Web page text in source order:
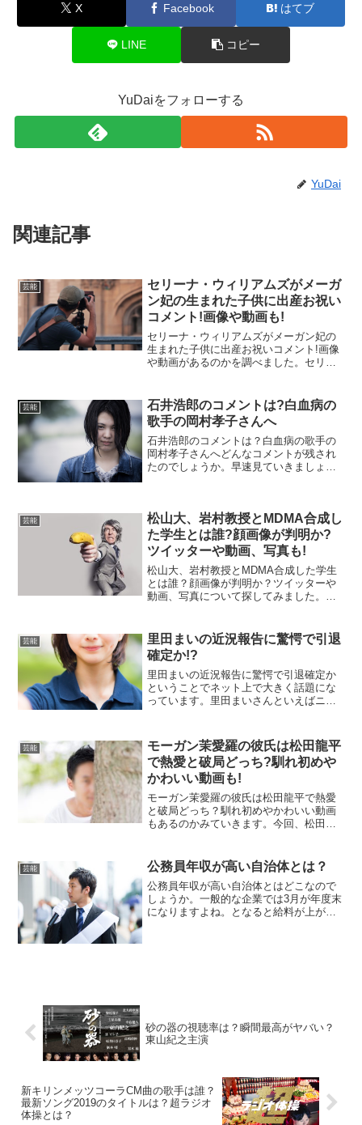
X Facebook はてブ
LINE コピー
YuDaiをフォローする
YuDai
関連記事
芸能
セリーナ・ウィリアムズがメーガ
ン妃の生まれた子供に出産お祝い
コメント!画像や動画も!
セリーナ・ウィリアムズがメーガン妃の
生まれた子供に出産お祝いコメント!画像
や動画があるのかを調べました。セリー
とお祝いのコメントをすることがわかり
ます。どんなコメ...
芸能
石井浩郎のコメントは?白血病の
歌手の岡村孝子さんへ
石井浩郎のコメントは？白血病の歌手の
岡村孝子さんへどんなコメントが残され
たのでしょうか。早速見ていきましょ
ーニュースで発表されていま...
芸能
松山大、岩村教授とMDMA合成し
た学生とは誰?顔画像が判明か?
ツイッターや動画、写真も!
松山大、岩村教授とMDMA合成した学生
とは誰？顔画像が判明か？ツイッターや
動画、写真について探してみました。
大きな波紋を呼んでいます。そんな中で
岩村教授の言うこと...
芸能
里田まいの近況報告に驚愕で引退
確定か!?
里田まいの近況報告に驚愕で引退確定か
ということでネット上で大きく話題にな
っています。里田まいさんといえばニュ
は近況報告をしておらず久しぶりのSNS
の更新の内容に驚愕して...
芸能
モーガン茉愛羅の彼氏は松田龍平
で熱愛と破局どっち?馴れ初めや
かわいい動画も!
モーガン茉愛羅の彼氏は松田龍平で熱愛
と破局どっち？馴れ初めやかわいい動画
もあるのかみていきます。今回、松田龍
はあなたの気になる情報を集めました。
それでは早速チェックして...
芸能 公務員年収が高い自治体とは？
公務員年収が高い自治体とはどこなので
しょうか。一般的な企業では3月が年度末
になりますよね。となると給料が上がる
砂の器の視聴率は？瞬間最高がヤバい？
東山紀之主演
新キリンメッツコーラCM曲の歌手は誰？
最新ソング2019のタイトルは？超ラジオ
体操とは？